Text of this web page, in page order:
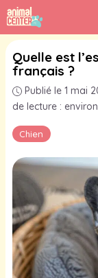
Aller
au
contenu
Chien
Quelle est
français ?
Publié le 1 mai
de lecture :